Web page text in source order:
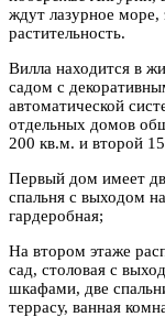
ждут лазурное море,
растительность.
Вилла находится в
садом с
автоматической
отдельных домов
200 кв.м. и второй
Первый дом имеет
спальня с выходом
гардеробная;
На втором этаже
сад, столовая с
шкафами, две
террасу, ванная